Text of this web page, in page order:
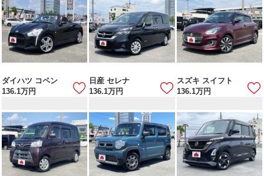
ダイハツ コペン
136.1万円
日産 セレナ
136.1万円
スズキ スイフト
136.1万円